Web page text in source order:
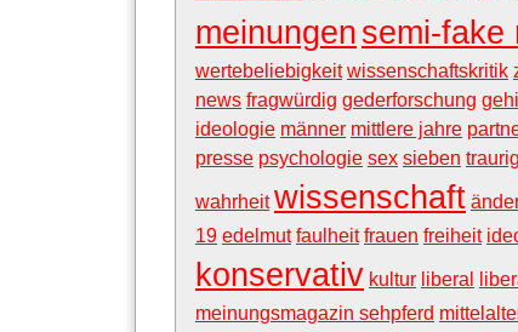
meinungen semi-fake
wertebeliebigkeit wissenschaftskritik
news fragwürdig gederforschung
ideologie männer mittlere jahre
presse psychologie sex sieben
wahrheit wissenschaft
19 edelmut faulheit frauen freiheit
konservativ kultur liberal
meinungsmagazin sehpferd